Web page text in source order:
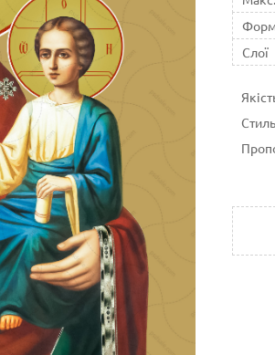
Слої
Стиль